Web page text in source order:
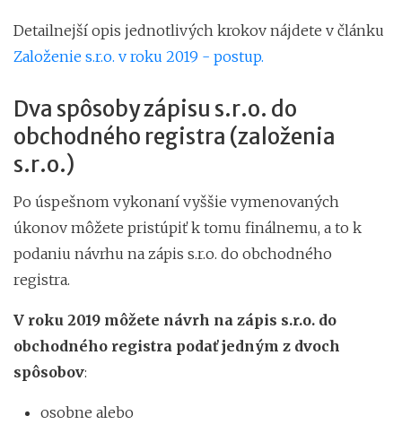
Detailnejší opis jednotlivých krokov nájdete v článku
Založenie s.r.o. v roku 2019 - postup.
Dva spôsoby zápisu s.r.o. do
obchodného registra (založenia
s.r.o.)
Po úspešnom vykonaní vyššie vymenovaných
úkonov môžete pristúpiť k tomu finálnemu, a to k
podaniu návrhu na zápis s.r.o. do obchodného
registra.
V roku 2019 môžete návrh na zápis s.r.o. do
obchodného registra podať jedným z dvoch
spôsobov:
osobne alebo